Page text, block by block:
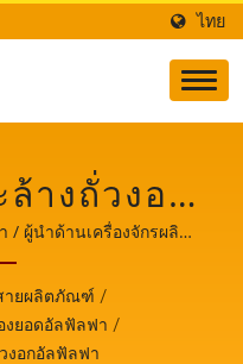
ไทย
างถั่วงอก
องจักรใน
ถั่วงอ
นำด้าน
/ ผู้นำด้านเครื่องจักรผลิต
ความสำคัญสูงสุดกับความ
าหาร.
ายผลิตภัณฑ์ /
งยอดอัลฟัลฟา /
งอกอัลฟัลฟา